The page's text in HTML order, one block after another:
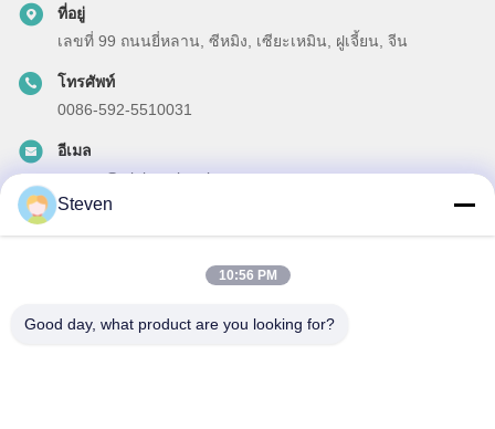
ที่อยู่
เลขที่ 99 ถนนยี่หลาน, ซีหมิง, เซียะเหมิน, ฝูเจี้ยน, จีน
โทรศัพท์
0086-592-5510031
อีเมล
steven@winley-electric.com
สมัครสมาชิกข่าวสารของเรา เพื่อรับส่วนลดและอื่นๆ
Steven
10:56 PM
Good day, what product are you looking for?